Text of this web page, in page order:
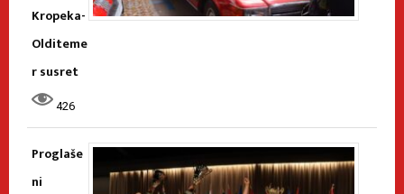
Kropeka-
Olditeme
r susret
426
Proglaše
ni